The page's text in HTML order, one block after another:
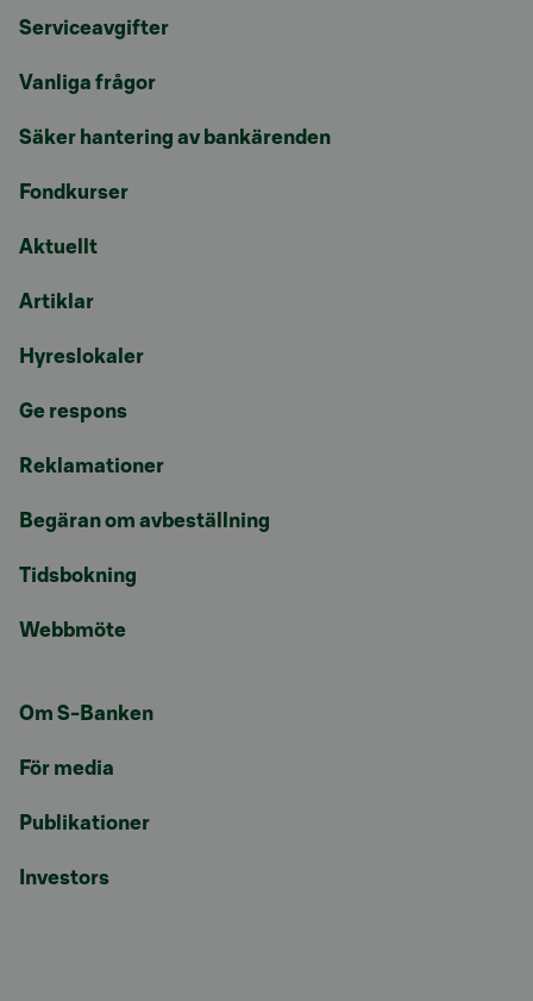
Serviceavgifter
Vanliga frågor
Säker hantering av bankärenden
Fondkurser
Aktuellt
Artiklar
Hyreslokaler
Ge respons
Reklamationer
Begäran om avbeställning
Tidsbokning
Webbmöte
Om S-Banken
För media
Publikationer
Investors